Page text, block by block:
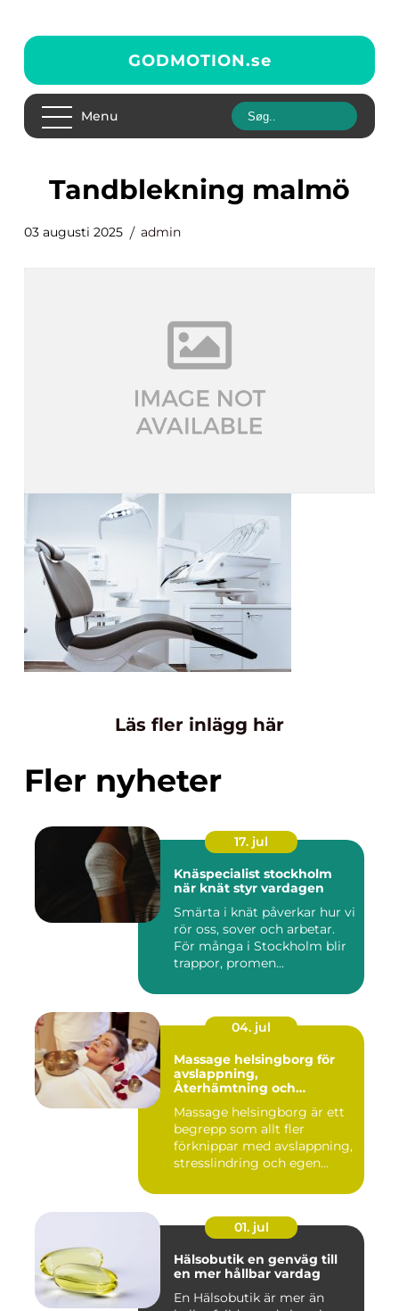
GODMOTION.se
Menu
tandblekning malmö
03 augusti 2025 admin
Läs fler inlägg här
Fler nyheter
17. jul
Knäspecialist stockholm
när knät styr vardagen
Smärta i knät påverkar hur vi
rör oss, sover och arbetar.
För många i Stockholm blir
trappor, promen...
04. jul
Massage helsingborg för
avslappning,
Återhämtning och
Massage helsingborg är ett
begrepp som allt fler
förknippar med avslappning,
stresslindring och egen...
01. jul
Hälsobutik en genväg till
en mer hållbar vardag
En Hälsobutik är mer än